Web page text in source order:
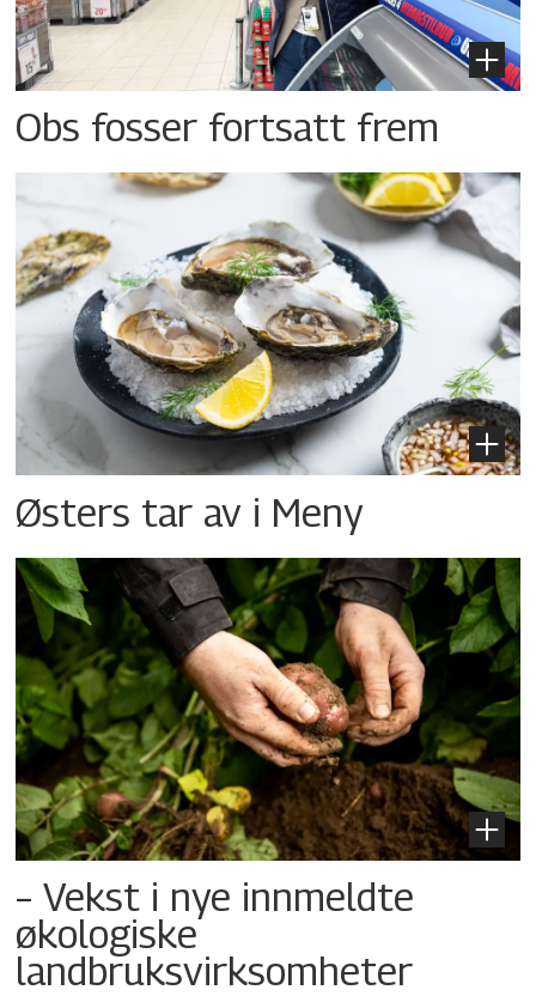
Obs fosser fortsatt frem
Østers tar av i Meny
– Vekst i nye innmeldte
økologiske
landbruksvirksomheter